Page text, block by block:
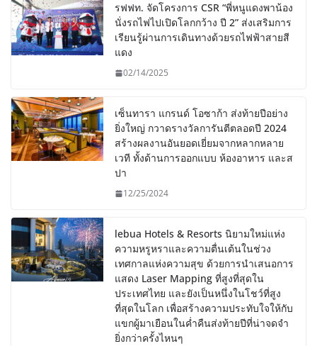
รฟฟท. จัดโครงการ CSR “พี่หนูแดงพาน้อง
นั่งรถไฟไปเปิดโลกกว้าง ปี 2” ส่งเสริมการ
เรียนรู้ผ่านการเดินทางด้วยรถไฟฟ้าสายสี
แดง
02/14/2025
เซ็นทารา แกรนด์ โอซาก้า ส่งท้ายปีอย่าง
ยิ่งใหญ่ กวาดรางวัลการันตีตลอดปี 2024
สร้างผลงานอันยอดเยี่ยมจากหลากหลาย
เวที ทั้งด้านการออกแบบ ห้องอาหาร และส
ปา
12/25/2024
lebua Hotels & Resorts นิยามใหม่แห่ง
ความหรูหราและความตื่นเต้นในช่วง
เทศกาลแห่งความสุข ด้วยการนำเสนอการ
แสดง Laser Mapping ที่สูงที่สุดใน
ประเทศไทย และยังเป็นหนึ่งในโชว์ที่สูง
ที่สุดในโลก เพื่อสร้างความประทับใจให้กับ
แขกผู้มาเยือนในค่ำคืนส่งท้ายปีที่น่าจดจำ
ยิ่งกว่าครั้งไหนๆ